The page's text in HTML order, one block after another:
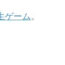
ゲーム。